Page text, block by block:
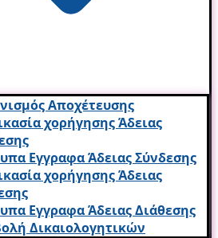
Αποχέτευσης
χορήγησης Άδειας
Εγγραφα Άδειας Σύνδεσης
χορήγησης Άδειας
Εγγραφα Άδειας Διάθεσης
Δικαιολογητικών